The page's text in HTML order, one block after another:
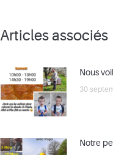
Articles associés
Nous
30
Notre